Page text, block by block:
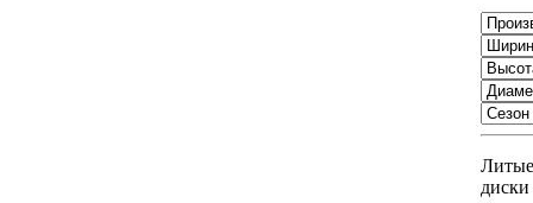
Литые
диски